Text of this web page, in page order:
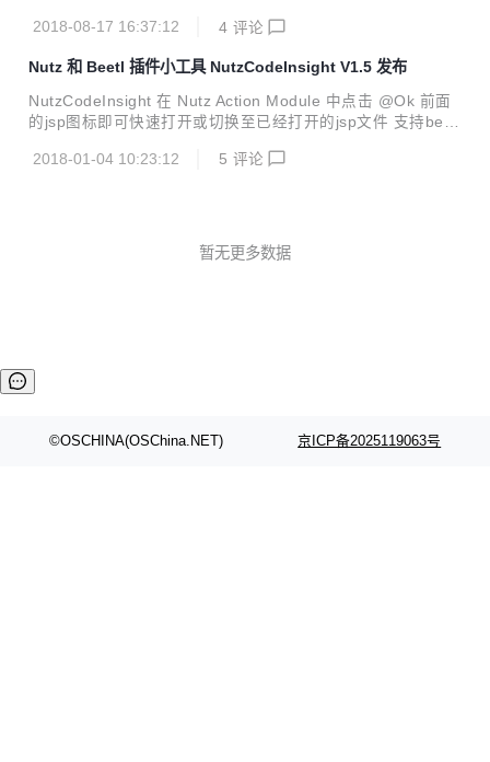
找到具体的模版文件，具体功能参考下图。 新功能： 1、Nut
a:$conf.get('attach.savePath')") 优化： 优化检索模版文件
范围 全部功能项： 1、在 Nutz Action Module 中点击 @Ok
前面的模版图标即可快速打开或切换至已经打开的模版文件
2、支持以HTML、JSP等格式文件作为...
2018-08-17 16:37:12 4 评论
Nutz 和 Beetl 插件小工具 NutzCodeInsight V1.5 发布
NutzCodeInsight 在 Nutz Action Module 中点击 @Ok 前面
的jsp图标即可快速打开或切换至已经打开的jsp文件 支持beet
ttps://plugins.jetbrains.com/plugin/10311-nutzcodeinsight
dd 支持配置自定义模版 1.2 add 支...
2018-01-04 10:23:12 5 评论
暂无更多数据
©OSCHINA(OSChina.NET) 京ICP备2025119063号